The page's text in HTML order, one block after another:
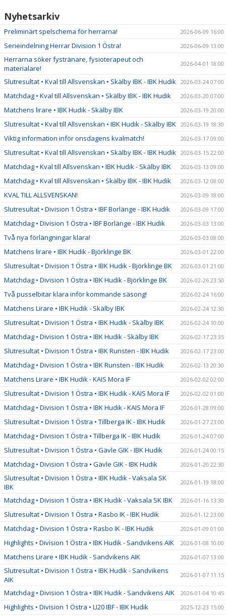
Nyhetsarkiv
Preliminärt spelschema för herrarna! 2026-06-09 16:00
Serieindelning Herrar Division 1 Östra! 2026-06-09 13:00
Herrarna söker fystränare, fysioterapeut och
materialare!
2026-04-01 18:00
Slutresultat • Kval till Allsvenskan • Skälby IBK - IBK Hudik 2026-03-24 07:00
Matchdag • Kval till Allsvenskan • Skälby IBK - IBK Hudik 2026-03-20 07:00
Matchens lirare • IBK Hudik - Skälby IBK 2026-03-19 20:00
Slutresultat • Kval till Allsvenskan • IBK Hudik - Skälby IBK 2026-03-19 18:30
Viktig information inför onsdagens kvalmatch! 2026-03-17 09:00
Slutresultat • Kval till Allsvenskan • Skälby IBK - IBK Hudik 2026-03-15 22:00
Matchdag • Kval till Allsvenskan • IBK Hudik - Skälby IBK 2026-03-13 09:00
Matchdag • Kval till Allsvenskan • Skälby IBK - IBK Hudik 2026-03-12 08:00
KVAL TILL ALLSVENSKAN! 2026-03-09 18:00
Slutresultat • Division 1 Östra • IBF Borlänge - IBK Hudik 2026-03-09 17:00
Matchdag • Division 1 Östra • IBF Borlänge - IBK Hudik 2026-03-03 13:00
Två nya förlängningar klara! 2026-03-03 08:00
Matchens lirare • IBK Hudik - Björklinge BK 2026-03-01 22:00
Slutresultat • Division 1 Östra • IBK Hudik - Björklinge BK 2026-03-01 21:00
Matchdag • Division 1 Östra • IBK Hudik - Björklinge BK 2026-02-26 23:50
Två pusselbitar klara inför kommande säsong! 2026-02-24 16:00
Matchens Lirare • IBK Hudik - Skälby IBK 2026-02-24 12:30
Slutresultat • Division 1 Östra • IBK Hudik - Skälby IBK 2026-02-24 10:00
Matchdag • Division 1 Östra • IBK Hudik - Skälby IBK 2026-02-17 23:35
Slutresultat • Division 1 Östra • IBK Runsten - IBK Hudik 2026-02-17 23:00
Matchdag • Division 1 Östra • IBK Runsten - IBK Hudik 2026-02-13 20:30
Matchens Lirare • IBK Hudik - KAIS Mora IF 2026-02-02 02:00
Slutresultat • Division 1 Östra • IBK Hudik - KAIS Mora IF 2026-02-02 01:00
Matchdag • Division 1 Östra • IBK Hudik - KAIS Mora IF 2026-01-28 09:00
Slutresultat • Division 1 Östra • Tillberga IK - IBK Hudik 2026-01-27 23:00
Matchdag • Division 1 Östra • Tillberga IK - IBK Hudik 2026-01-24 07:00
Slutresultat • Division 1 Östra • Gävle GIK - IBK Hudik 2026-01-24 00:15
Matchdag • Division 1 Östra • Gävle GIK - IBK Hudik 2026-01-20 22:30
Slutresultat • Division 1 Östra • IBK Hudik - Vaksala SK
IBK
2026-01-19 18:00
Matchdag • Division 1 Östra • IBK Hudik - Vaksala SK IBK 2026-01-16 13:30
Slutresultat • Division 1 Östra • Rasbo IK - IBK Hudik 2026-01-12 23:00
Matchdag • Division 1 Östra • Rasbo IK - IBK Hudik 2026-01-09 01:00
Highlights • Division 1 Östra • IBK Hudik - Sandvikens AIK 2026-01-08 10:00
Matchens Lirare • IBK Hudik - Sandvikens AIK 2026-01-07 13:00
Slutresultat • Division 1 Östra • IBK Hudik - Sandvikens
AIK
2026-01-07 11:15
Matchdag • Division 1 Östra • IBK Hudik - Sandvikens AIK 2026-01-04 10:45
Highlights • Division 1 Östra • LI20 IBF - IBK Hudik 2025-12-23 15:00